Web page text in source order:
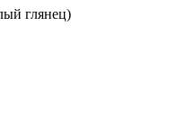
глянец)